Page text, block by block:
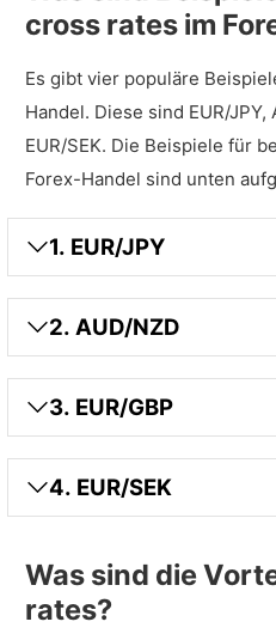
cross rates im
Es gibt vier populäre
Handel. Diese sind EUR/JPY,
EUR/SEK. Die Beispiele für
Forex-Handel sind unten
1. EUR/JPY
2. AUD/NZD
3. EUR/GBP
4. EUR/SEK
Was sind die
rates?